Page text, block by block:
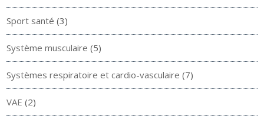
Sport santé (3)
Système musculaire (5)
Systèmes respiratoire et cardio-vasculaire (7)
VAE (2)